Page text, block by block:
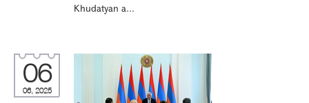
Khudatyan a...
06
06, 2025